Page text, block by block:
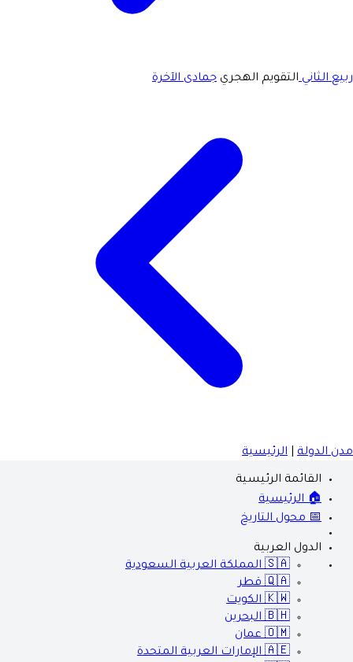
ربيع الثانيالتقويم الهجري جمادى الآخرة
مدن الدولة الرئيسية
القائمة الرئيسية
🏠 الرئيسية
📅 محول التاريخ
الدول العربية
🇸🇦 المملكة العربية السعودية
🇶🇦 قطر
🇰🇼 الكويت
🇧🇭 البحرين
🇴🇲 عمان
🇦🇪 الإمارات العربية المتحدة